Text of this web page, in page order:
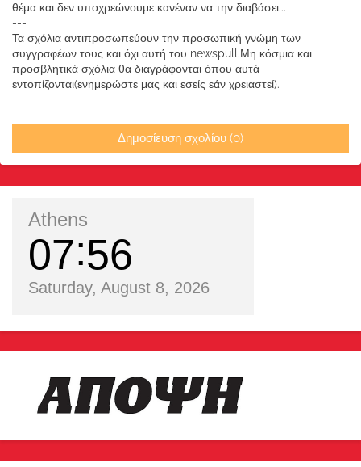
θέμα και δεν υποχρεώνουμε κανέναν να την διαβάσει...
---
Τα σχόλια αντιπροσωπεύουν την προσωπική γνώμη των
συγγραφέων τους και όχι αυτή του newspull.Μη κόσμια και
προσβλητικά σχόλια θα διαγράφονται όπου αυτά
εντοπίζονται(ενημερώστε μας και εσείς εάν χρειαστεί).
Δημοσίευση σχολίου (0)
Athens
07 56
Saturday, August 8, 2026